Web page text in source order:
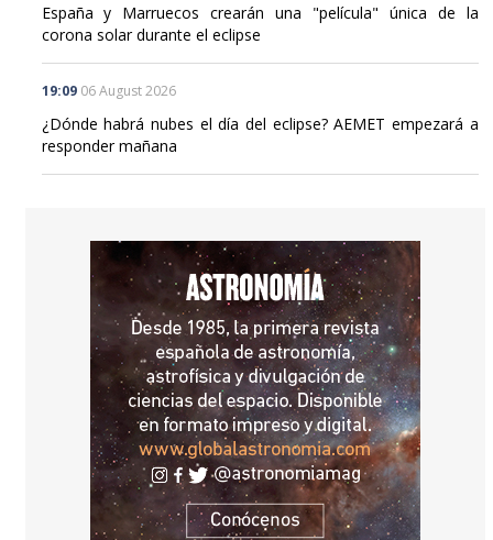
España y Marruecos crearán una "película" única de la
corona solar durante el eclipse
19:09 06 August 2026
¿Dónde habrá nubes el día del eclipse? AEMET empezará a
responder mañana